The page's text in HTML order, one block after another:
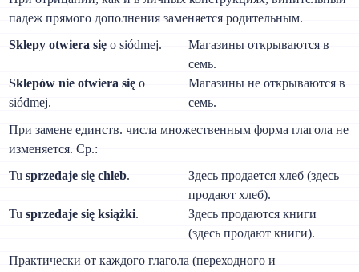
падеж прямого дополнения заменяется родительным.
Sklepy otwiera się о siódmej.
Магазины открываются в
семь.
Sklepów nie otwiera się o
siódmej.
Магазины не открываются в
семь.
При замене единств. числа множественным форма глагола не
изменяется. Ср.:
Tusprzedaje się chleb.
Здесь продается хлеб (здесь
продают хлеб).
Tusprzedaje się książki.
Здесь продаются книги
(здесь продают книги).
Практически от каждого глагола (переходного и